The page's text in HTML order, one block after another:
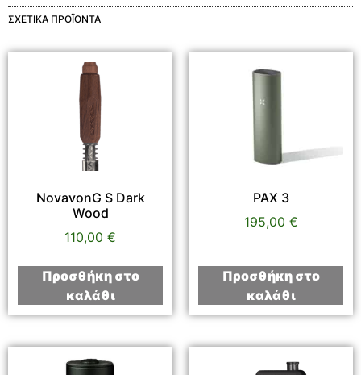
ΣΧΕΤΙΚΆ ΠΡΟΪΌΝΤΑ
NovavonG S Dark
Wood
110,00 €
Προσθήκη στο
καλάθι
PAX 3
195,00 €
Προσθήκη στο
καλάθι